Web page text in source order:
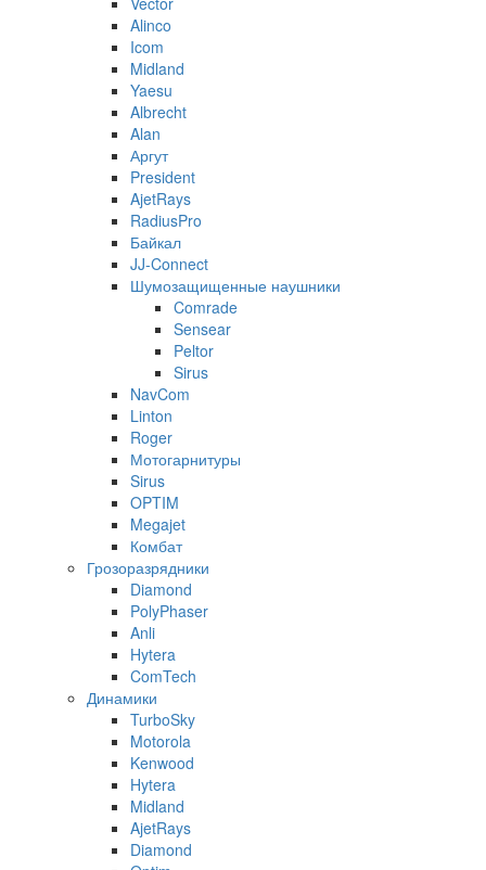
Alinco
Icom
Midland
Yaesu
Albrecht
Alan
Аргут
President
AjetRays
RadiusPro
Байкал
JJ-Connect
Шумозащищенные наушники
Comrade
Sensear
Peltor
Sirus
NavCom
Linton
Roger
Мотогарнитуры
Sirus
OPTIM
Megajet
Комбат
Грозоразрядники
Diamond
PolyPhaser
Anli
Hytera
ComTech
Динамики
TurboSky
Motorola
Kenwood
Hytera
Midland
AjetRays
Diamond